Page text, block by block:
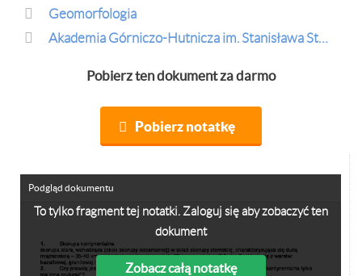
Geomorfologia
Akademia Górniczo-Hutnicza im. Stanisława Staszica w Krakowie
Pobierz ten dokument za darmo
Pobierz notatkę
To tylko fragment tej notatki. Zaloguj się aby zobaczyć ten
dokument
Zobacz całą notatkę
Podgląd dokumentu